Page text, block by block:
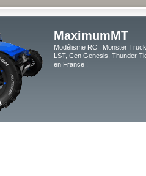
MaximumMT
Modélisme RC : Monster
LST, Cen Genesis, Thunder
en France !